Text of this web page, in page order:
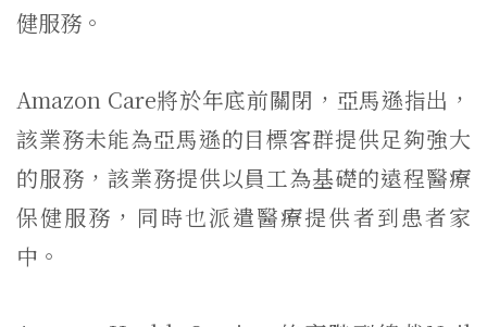
健服務。
Amazon Care將於年底前關閉，亞馬遜指出，
該業務未能為亞馬遜的目標客群提供足夠強大
的服務，該業務提供以員工為基礎的遠程醫療
保健服務，同時也派遣醫療提供者到患者家
中。